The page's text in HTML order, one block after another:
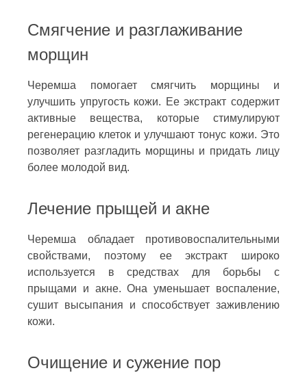
Смягчение и разглаживание
морщин
Черемша помогает смягчить морщины и
улучшить упругость кожи. Ее экстракт содержит
активные вещества, которые стимулируют
регенерацию клеток и улучшают тонус кожи. Это
позволяет разгладить морщины и придать лицу
более молодой вид.
Лечение прыщей и акне
Черемша обладает противовоспалительными
свойствами, поэтому ее экстракт широко
используется в средствах для борьбы с
прыщами и акне. Она уменьшает воспаление,
сушит высыпания и способствует заживлению
кожи.
Очищение и сужение пор